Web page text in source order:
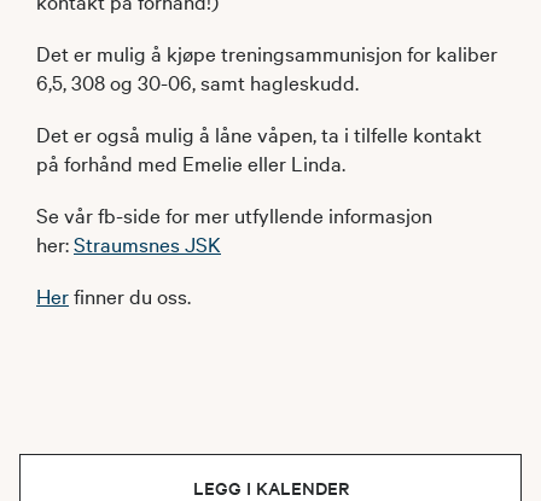
Det er mulig å kjøpe treningsammunisjon for kaliber
6,5, 308 og 30-06, samt hagleskudd.
Det er også mulig å låne våpen, ta i tilfelle kontakt
på forhånd med Emelie eller Linda.
Se vår fb-side for mer utfyllende informasjon
her:Straumsnes JSK
Herfinner du oss.
LEGG I KALENDER